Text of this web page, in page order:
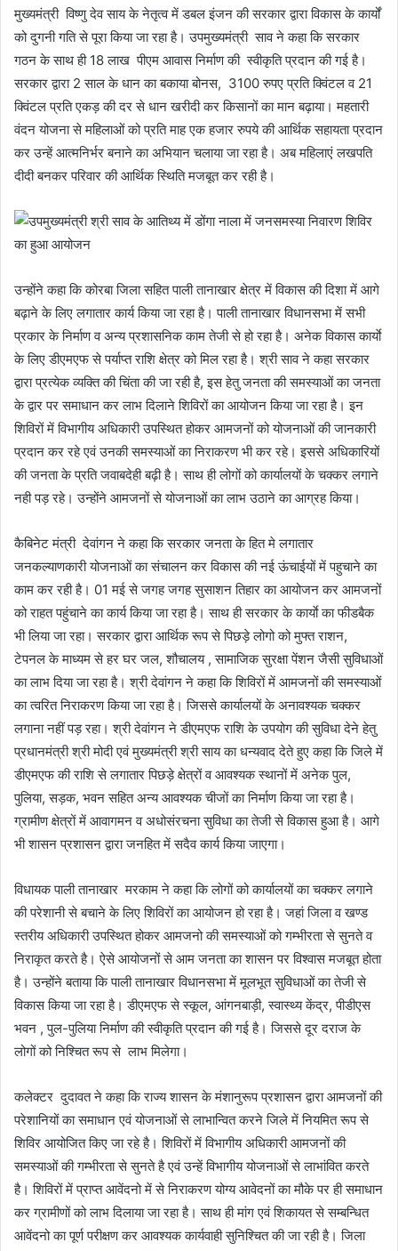
मुख्यमंत्री विष्णु देव साय के नेतृत्व में डबल इंजन की सरकार द्वारा विकास के कार्यों
को दुगनी गति से पूरा किया जा रहा है। उपमुख्यमंत्री साव ने कहा कि सरकार
गठन के साथ ही 18 लाख पीएम आवास निर्माण की स्वीकृति प्रदान की गई है।
सरकार द्वारा 2 साल के धान का बकाया बोनस, 3100 रुपए प्रति क्विंटल व 21
क्विंटल प्रति एकड़ की दर से धान खरीदी कर किसानों का मान बढ़ाया। महतारी
वंदन योजना से महिलाओं को प्रति माह एक हजार रुपये की आर्थिक सहायता प्रदान
कर उन्हें आत्मनिर्भर बनाने का अभियान चलाया जा रहा है। अब महिलाएं लखपति
दीदी बनकर परिवार की आर्थिक स्थिति मजबूत कर रही है।
उन्होंने कहा कि कोरबा जिला सहित पाली तानाखार क्षेत्र में विकास की दिशा में आगे
बढ़ाने के लिए लगातार कार्य किया जा रहा है। पाली तानाखार विधानसभा में सभी
प्रकार के निर्माण व अन्य प्रशासनिक काम तेजी से हो रहा है। अनेक विकास कार्याे
के लिए डीएमएफ से पर्याप्त राशि क्षेत्र को मिल रहा है। श्री साव ने कहा सरकार
द्वारा प्रत्येक व्यक्ति की चिंता की जा रही है, इस हेतु जनता की समस्याओं का जनता
के द्वार पर समाधान कर लाभ दिलाने शिविरों का आयोजन किया जा रहा है। इन
शिविरों में विभागीय अधिकारी उपस्थित होकर आमजनों को योजनाओं की जानकारी
प्रदान कर रहे एवं उनकी समस्याओं का निराकरण भी कर रहे। इससे अधिकारियों
की जनता के प्रति जवाबदेही बढ़ी है। साथ ही लोगों को कार्यालयों के चक्कर लगाने
नही पड़ रहे। उन्होंने आमजनों से योजनाओं का लाभ उठाने का आग्रह किया।
कैबिनेट मंत्री देवांगन ने कहा कि सरकार जनता के हित मे लगातार
जनकल्याणकारी योजनाओं का संचालन कर विकास की नई ऊंचाईयों में पहुचाने का
काम कर रही है। 01 मई से जगह जगह सुसाशन तिहार का आयोजन कर आमजनों
को राहत पहुंचाने का कार्य किया जा रहा है। साथ ही सरकार के कार्याे का फीडबैक
भी लिया जा रहा। सरकार द्वारा आर्थिक रूप से पिछड़े लोगो को मुफ्त राशन,
टेपनल के माध्यम से हर घर जल, शौचालय , सामाजिक सुरक्षा पेंशन जैसी सुविधाओं
का लाभ दिया जा रहा है। श्री देवांगन ने कहा कि शिविरों में आमजनों की समस्याओं
का त्वरित निराकरण किया जा रहा है। जिससे कार्यालयों के अनावश्यक चक्कर
लगाना नहीं पड़ रहा। श्री देवांगन ने डीएमएफ राशि के उपयोग की सुविधा देने हेतु
प्रधानमंत्री श्री मोदी एवं मुख्यमंत्री श्री साय का धन्यवाद देते हुए कहा कि जिले में
डीएमएफ की राशि से लगातार पिछड़े क्षेत्रों व आवश्यक स्थानों में अनेक पुल,
पुलिया, सड़क, भवन सहित अन्य आवश्यक चीजों का निर्माण किया जा रहा है।
ग्रामीण क्षेत्रों में आवागमन व अधोसंरचना सुविधा का तेजी से विकास हुआ है। आगे
भी शासन प्रशासन द्वारा जनहित में सदैव कार्य किया जाएगा।
विधायक पाली तानाखार मरकाम ने कहा कि लोगों को कार्यालयों का चक्कर लगाने
की परेशानी से बचाने के लिए शिविरों का आयोजन हो रहा है। जहां जिला व खण्ड
स्तरीय अधिकारी उपस्थित होकर आमजनो की समस्याओं को गम्भीरता से सुनते व
निराकृत करते है। ऐसे आयोजनों से आम जनता का शासन पर विश्वास मजबूत होता
है। उन्होंने बताया कि पाली तानाखार विधानसभा में मूलभूत सुविधाओं का तेजी से
विकास किया जा रहा है। डीएमएफ से स्कूल, आंगनबाड़ी, स्वास्थ्य केंद्र, पीडीएस
भवन , पुल-पुलिया निर्माण की स्वीकृति प्रदान की गई है। जिससे दूर दराज के
लोगों को निश्चित रूप से लाभ मिलेगा।
कलेक्टर दुदावत ने कहा कि राज्य शासन के मंशानुरूप प्रशासन द्वारा आमजनों की
परेशानियों का समाधान एवं योजनाओं से लाभान्वित करने जिले में नियमित रूप से
शिविर आयोजित किए जा रहे है। शिविरों में विभागीय अधिकारी आमजनों की
समस्याओं की गम्भीरता से सुनते है एवं उन्हें विभागीय योजनाओं से लाभांवित करते
है। शिविरों में प्राप्त आवेंदनो में से निराकरण योग्य आवेदनों का मौके पर ही समाधान
कर ग्रामीणों को लाभ दिलाया जा रहा है। साथ ही मांग एवं शिकायत से सम्बन्धित
आवेंदनो का पूर्ण परीक्षण कर आवश्यक कार्यवाही सुनिश्चित की जा रही है। जिला